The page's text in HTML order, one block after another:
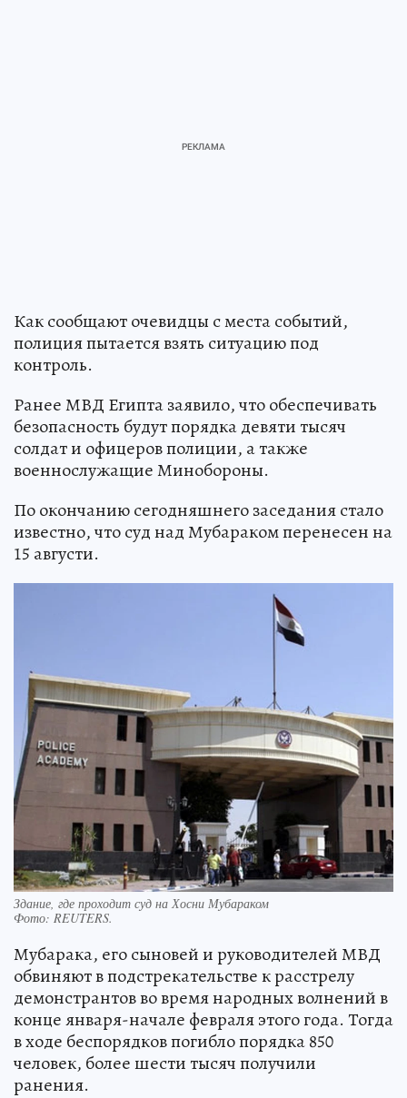
Как сообщают очевидцы с места событий,
полиция пытается взять ситуацию под
контроль.
Ранее МВД Египта заявило, что обеспечивать
безопасность будут порядка девяти тысяч
солдат и офицеров полиции, а также
военнослужащие Минобороны.
По окончанию сегодняшнего заседания стало
известно, что суд над Мубараком перенесен на
15 августи.
Здание, где проходит суд на Хосни Мубараком
Фото: REUTERS.
Мубарака, его сыновей и руководителей МВД
обвиняют в подстрекательстве к расстрелу
демонстрантов во время народных волнений в
конце января-начале февраля этого года. Тогда
в ходе беспорядков погибло порядка 850
человек, более шести тысяч получили
ранения.